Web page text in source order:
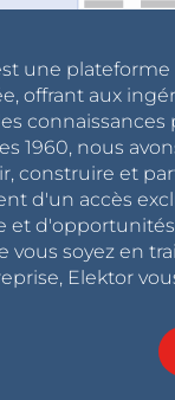
une
offrant aux
1960, nous
construire et
d'un accès
et
vous soyez en
Elektor